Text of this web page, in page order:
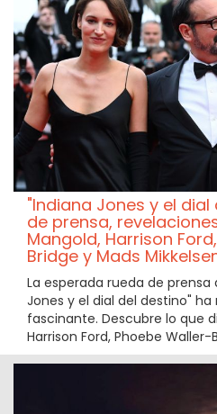
"Indiana Jones y el dial
de prensa,
Mangold, Harrison
Bridge y Mads
La esperada rueda de prensa
Jones y el dial del destino"
fascinante. Descubre lo que
Harrison Ford, Phoebe Waller-